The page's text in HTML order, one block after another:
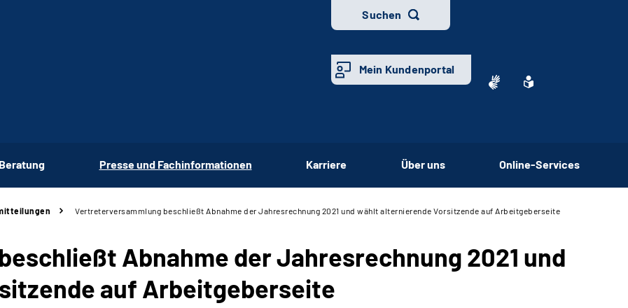
Suchen
Mein Kundenportal
Presse und Fachinformationen Karriere Über uns Online-Services
Vertreterversammlung beschließt Abnahme der Jahresrechnung 2021 und wählt alternierende Vorsitzende auf Arbeitgeberseite
Abnahme der Jahresrechnung 2021 und
auf Arbeitgeberseite